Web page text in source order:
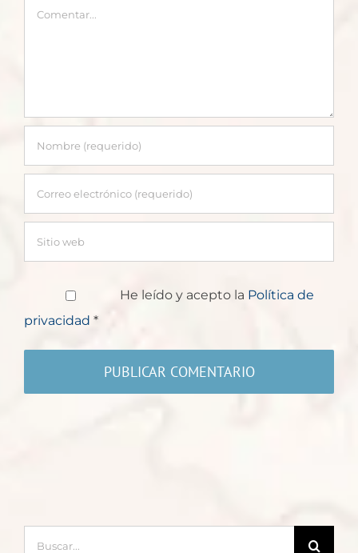
Comentar
He leído y acepto la Política de
privacidad *